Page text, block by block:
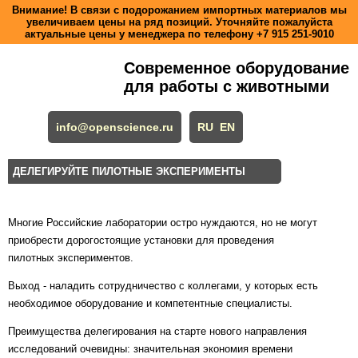
Внимание! В связи с подорожанием импортных материалов мы
увеличиваем цены на ряд позиций. Уточняйте пожалуйста
актуальные цены у менеджера по телефону +7 915 251-9010
Современное оборудование
для работы с животными
info@openscience.ru RU EN
ДЕЛЕГИРУЙТЕ ПИЛОТНЫЕ ЭКСПЕРИМЕНТЫ
Многие Российские лаборатории остро нуждаются, но не могут
приобрести дорогостоящие установки для проведения
пилотных экспериментов.
Выход - наладить сотрудничество с коллегами, у которых есть
необходимое оборудование и компетентные специалисты.
Преимущества делегирования на старте нового направления
исследований очевидны: значительная экономия времени